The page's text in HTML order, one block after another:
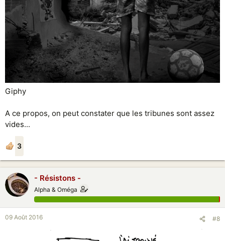
Giphy
A ce propos, on peut constater que les tribunes sont assez
vides...
3
- Résistons -
Alpha & Oméga
09 Août 2016 #8